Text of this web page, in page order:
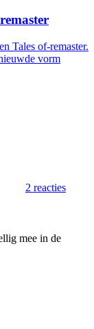
Tales of-remaster.
vorm
2 reacties
mee in de